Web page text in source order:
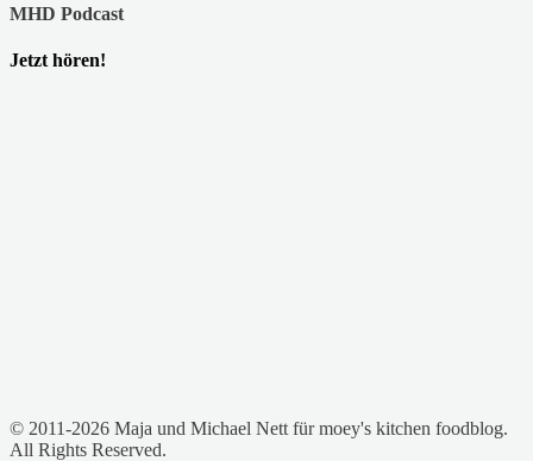
MHD Podcast
Jetzt hören!
© 2011-2026 Maja und Michael Nett für moey's kitchen foodblog.
All Rights Reserved.